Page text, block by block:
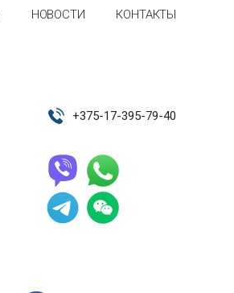
НОВОСТИ КОНТАКТЫ
+375-17-395-79-40